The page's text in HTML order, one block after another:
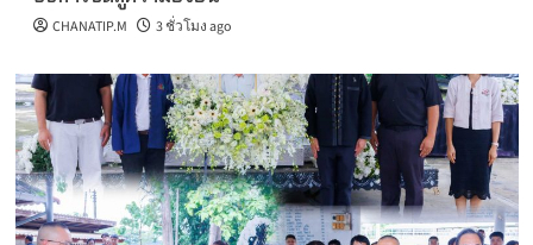
CHANATIP.M 3 ชั่วโมง ago